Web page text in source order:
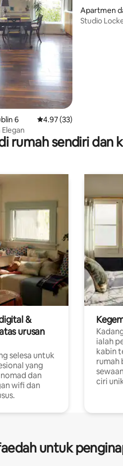
5 ulasan
6 Penarafan purata 4.97
4.97 (33)
Apartmen
Studio
rumah sendiri dan
&
urusan
selesa untuk
yang
dan
wifi dan
ialah
kabin
rumah
ciri
untuk